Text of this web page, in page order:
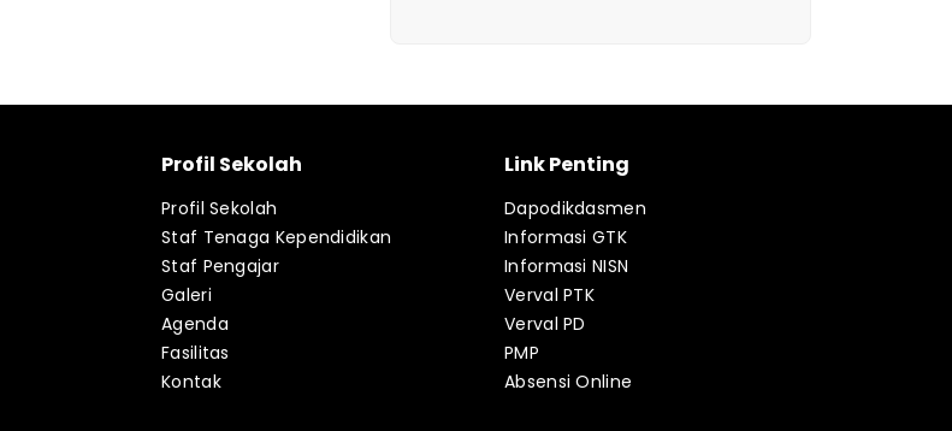
Profil Sekolah
Profil Sekolah
Staf Tenaga Kependidikan
Staf Pengajar
Galeri
Agenda
Fasilitas
Kontak
Link Penting
Dapodikdasmen
Informasi GTK
Informasi NISN
Verval PTK
Verval PD
PMP
Absensi Online